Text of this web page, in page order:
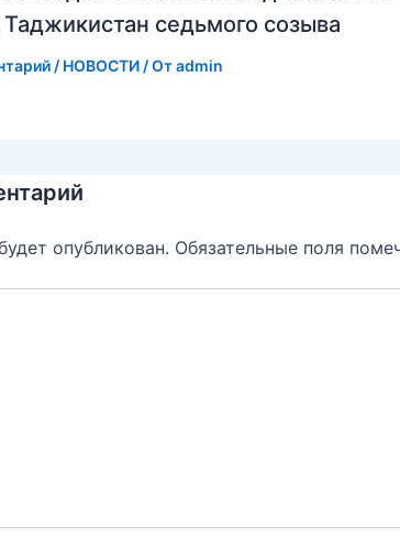
седьмого созыва
/ НОВОСТИ / Отadmin
опубликован. Обязательные поля